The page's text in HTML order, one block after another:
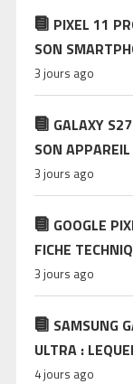
PIXEL 11
SON
3 jours ago
GALAXY
SON
3 jours ago
GOOGLE
FICHE
3 jours ago
SAMSUNG
ULTRA :
4 jours ago